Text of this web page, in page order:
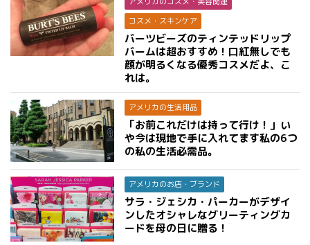
コスメ・スキンケア
バーツビーズのティンテッドリップ
バームは超おすすめ！口紅無しでも
顔が明るくなる優秀コスメだよ、こ
れは。
アメリカの生活用品
「お前これだけは持って行け！」い
や今は現地で手に入れてます私の6つ
の私の生活必需品。
アメリカのお店・ブランド
サラ・ジェシカ・パーカーがデザイ
ンしたオシャレなグリーティングカ
ードを母の日に贈る！